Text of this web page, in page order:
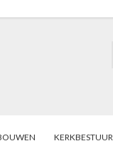
KERKBESTUUR